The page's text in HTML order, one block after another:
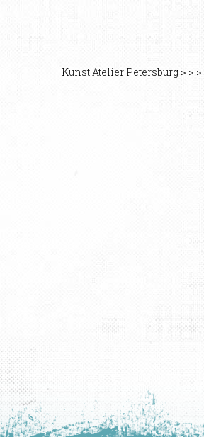
Kunst Atelier Petersburg > > >